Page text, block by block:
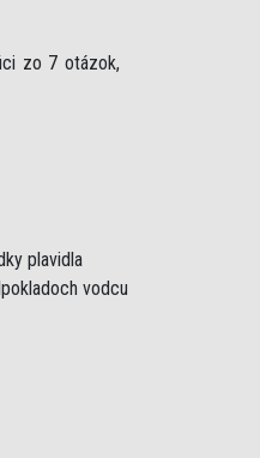
zo 7 otázok,
plavidla
vodcu